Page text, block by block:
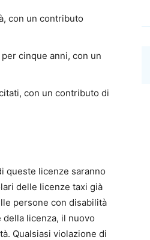
con un contributo
cinque anni, con un
con un contributo di
queste licenze saranno
delle licenze taxi già
persone con disabilità
licenza, il nuovo
Qualsiasi violazione di